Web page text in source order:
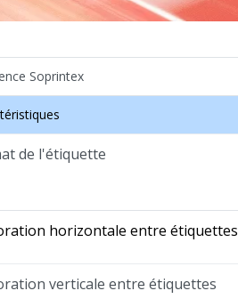
Soprintex
de l'étiquette
horizontale entre étiquettes
verticale entre étiquettes